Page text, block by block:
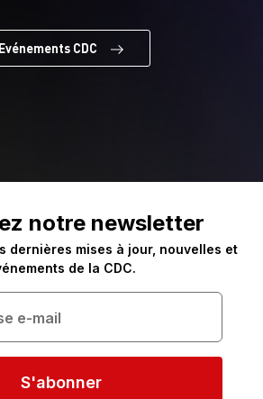
Evénements CDC
notre newsletter
dernières mises à jour, nouvelles et
de la CDC.
S'abonner